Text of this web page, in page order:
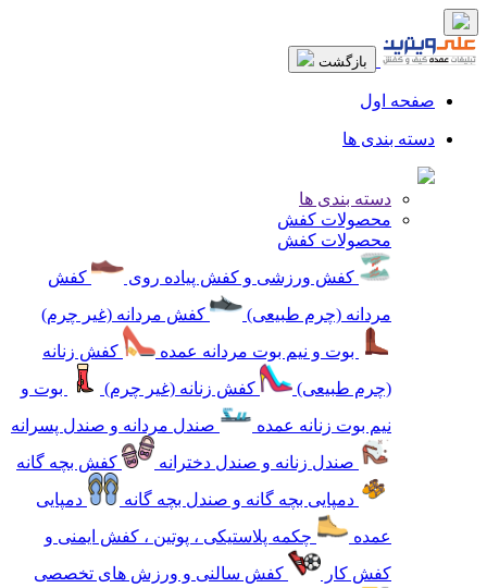
بازگشت
صفحه اول
دسته بندی ها
دسته بندی ها
محصولات کفش
محصولات کفش
کفش ورزشی و کفش پیاده روی
کفش
مردانه (چرم طبیعی)
کفش مردانه (غیر چرم)
بوت و نیم بوت مردانه عمده
کفش زنانه
(چرم طبیعی)
کفش زنانه (غیر چرم)
بوت و
نیم بوت زنانه عمده
صندل مردانه و صندل پسرانه
صندل زنانه و صندل دخترانه
کفش بچه گانه
دمپایی بچه گانه و صندل بچه گانه
دمپایی
عمده
چکمه پلاستیکی ، پوتین ، کفش ایمنی و
کفش کار
کفش سالنی و ورزش های تخصصی